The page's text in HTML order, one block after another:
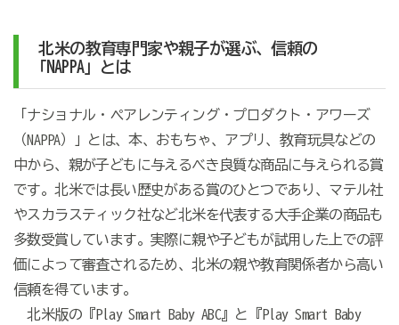
北米の教育専門家や親子が選ぶ、信頼の
「NAPPA」とは
「ナショナル・ペアレンティング・プロダクト・アワーズ
（NAPPA）」とは、本、おもちゃ、アプリ、教育玩具などの
中から、親が子どもに与えるべき良質な商品に与えられる賞
です。北米では長い歴史がある賞のひとつであり、マテル社
やスカラスティック社など北米を代表する大手企業の商品も
多数受賞しています。実際に親や子どもが試用した上での評
価によって審査されるため、北米の親や教育関係者から高い
信頼を得ています。
北米版の『Play Smart Baby ABC』と『Play Smart Baby